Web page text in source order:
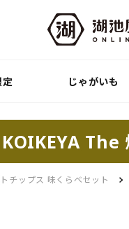
じゃがいも
KOIKEYA The
チップス 味くらべセット